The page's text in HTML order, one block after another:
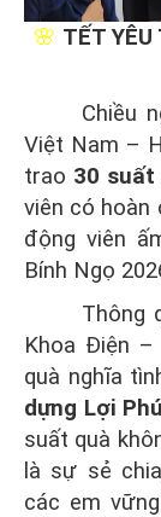
🌸 TẾT
Chiều
Việt Nam –
trao 30 suất
viên có hoàn
động viên
Bính Ngọ
Thông
Khoa Điện
quà nghĩa
dựng Lợi Phú
suất quà
là sự sẻ
các em